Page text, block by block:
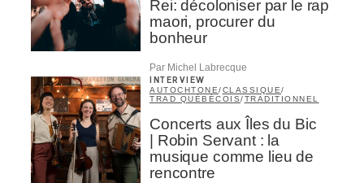
Rei: décoloniser par le rap
maori, procurer du
bonheur
Par Michel Labrecque
INTERVIEW
AUTOCHTONE/CLASSIQUE/
TRAD QUÉBÉCOIS/TRADITIONNEL
Concerts aux Îles du Bic
| Robin Servant : la
musique comme lieu de
rencontre